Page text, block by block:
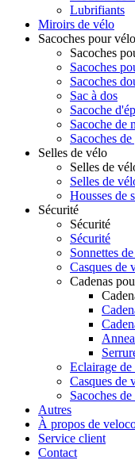
Lubrifiants
Miroirs de vélo
Sacoches pour
Sacoches
Sacoches
Sacoches
Sac à dos
Sacoche
Sacoche de
Sacoches
Selles de vélo
Selles de
Selles de
Housses de
Sécurité
Sécurité
Sécurité
Sonnettes
Casques de
Cadenas
Eclairage
Casques de
Sacoches de
Autres
À propos de
Service client
Contact